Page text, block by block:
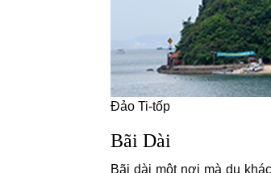
Đảo Ti-tốp
Bãi Dài
Bãi dài một nơi mà du